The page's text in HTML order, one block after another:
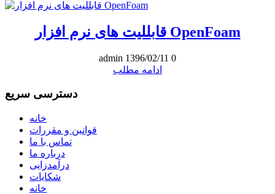
قابللیت های نرم افزار OpenFoam
admin 1396/02/11 0
ادامه مطلب
دسترسی سریع
خانه
قوانین و مقررات
تماس با ما
درباره ما
درآمدزایی
شکایات
خانه